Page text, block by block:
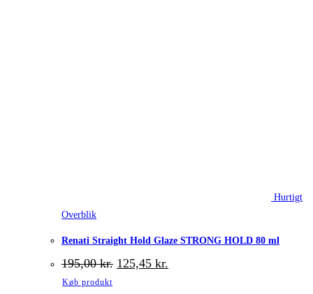
Hurtigt
Overblik
Renati Straight Hold Glaze STRONG HOLD 80 ml
195,00kr. Den
oprindelige
125,45 kr.
Køb produkt